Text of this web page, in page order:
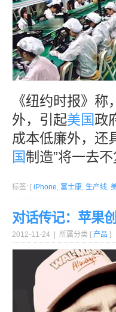
《纽约时报》称，
外，引起美国政
成本低廉外，还
国制造”将一去不
标签: [ iPhone, 富士康, 生产线,
对话传记：苹果
2012-11-24 | 所属分类 [ 产品 ]